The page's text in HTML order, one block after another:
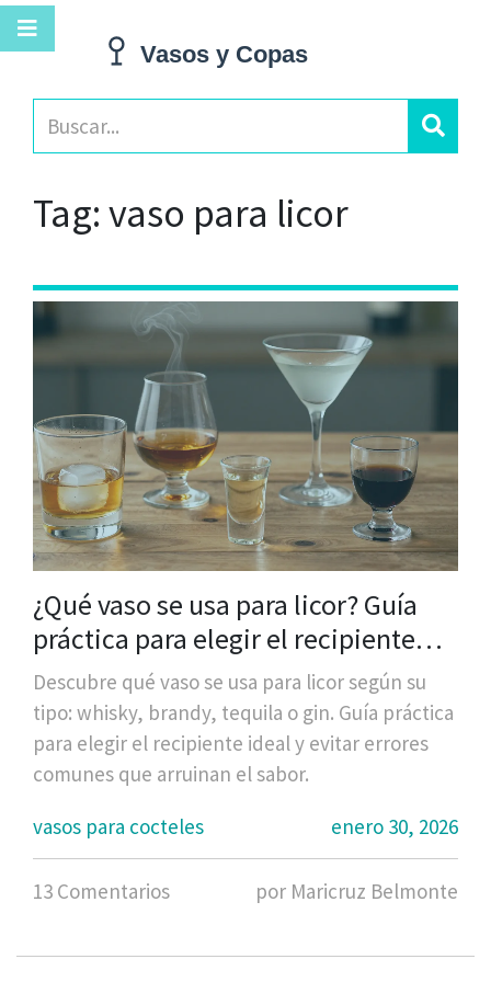
Tag: vaso para licor
¿Qué vaso se usa para licor? Guía
práctica para elegir el recipiente
ideal
Descubre qué vaso se usa para licor según su
tipo: whisky, brandy, tequila o gin. Guía práctica
para elegir el recipiente ideal y evitar errores
comunes que arruinan el sabor.
vasos para cocteles
enero 30, 2026
13 Comentarios por Maricruz Belmonte